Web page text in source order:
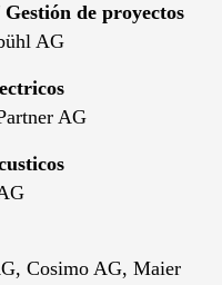
de proyectos
AG
AG
Cosimo AG, Maier